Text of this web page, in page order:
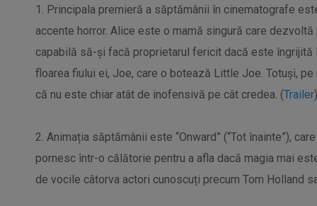
1. Principala premieră a săptămânii în cinematografe
accente horror. Alice este o mamă singură care
capabilă să-și facă proprietarul fericit dacă este
floarea fiului ei, Joe, care o botează Little Joe. Totuși,
că nu este chiar atât de inofensivă pe cât credea. (Trailer)
2. Animația săptămânii este “Onward” (“Tot înainte”),
pornesc într-o călătorie pentru a afla dacă magia mai
de vocile câtorva actori cunoscuți precum Tom Holland